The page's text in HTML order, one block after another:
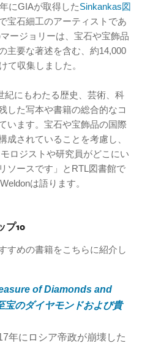
にGIAが取得したSinkankas図
宝石細工のアーティストであ
ージョリーは、宝石や宝飾品
主要な著述を含む、約14,000
て収集しました。
紀にもわたる歴史、芸術、科
した写本や書籍の総合的なコ
います。宝石や宝飾品の国際
成されていることを考慮し、
ロジストや研究員がどこにい
ソースです」とRTL図書館で
は語ります。
プ10
すめの書籍をこちらに紹介し
of Diamonds and
のダイヤモンドおよび貴
年にロシア帝政が崩壊した